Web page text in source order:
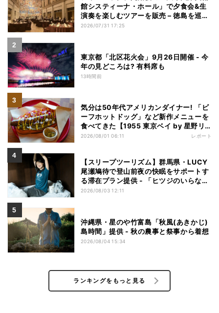
館システィーナ・ホール」で夕食会&生
演奏を楽しむツアーを販売 – 徳島を巡る
5つのコース
2026/07/31 17:25
東京都「北区花火会」9月26日開催 - 今
年の見どころは? 有料席も
13時間前
気分は50年代アメリカンダイナー! 「ビ
ーフホットドッグ」など新作メニューを
食べてきた【1955 東京ベイ by 星野リ
ゾート宿泊レポ】
2026/08/01 06:11 レポート
【スリープツーリズム】群馬県・LUCY
尾瀬鳩待で登山前夜の快眠をサポートす
る滞在プラン提供 - 「ヒツジのいらない
枕」とコラボ
2026/08/03 12:11
沖縄県・星のや竹富島「秋風(あきかじ)
島時間」提供 - 秋の農事と祭事から着想
2026/08/04 15:34
ランキングをもっと見る